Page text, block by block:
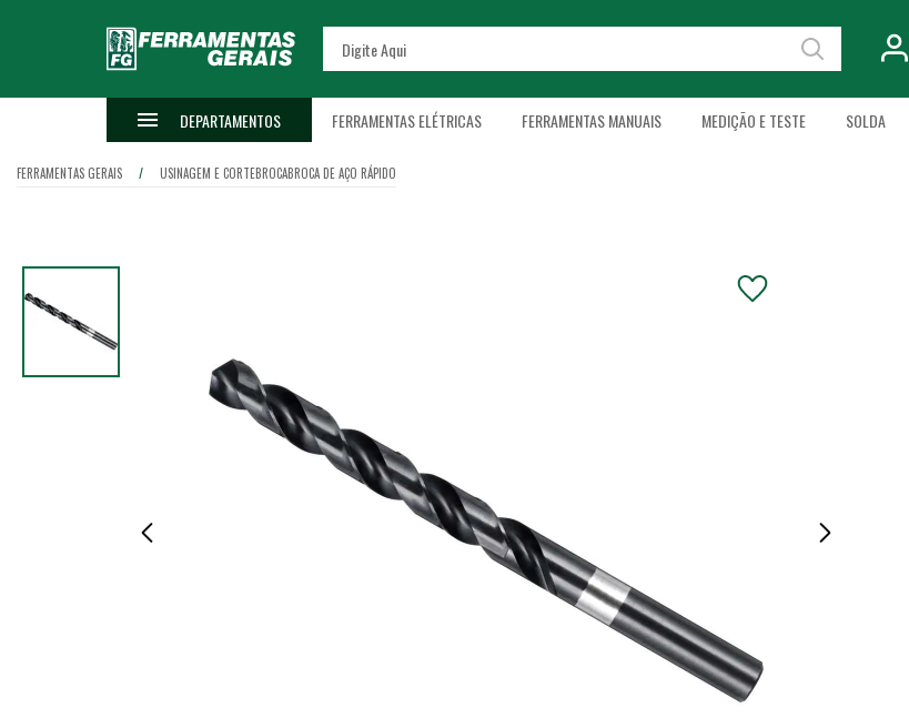
DEPARTAMENTOS FERRAMENTAS ELÉTRICAS FERRAMENTAS MANUAIS MEDIÇÃO E TESTE SOLDA
FERRAMENTAS GERAIS USINAGEM E CORTEBROCABROCA DE AÇO RÁPIDO